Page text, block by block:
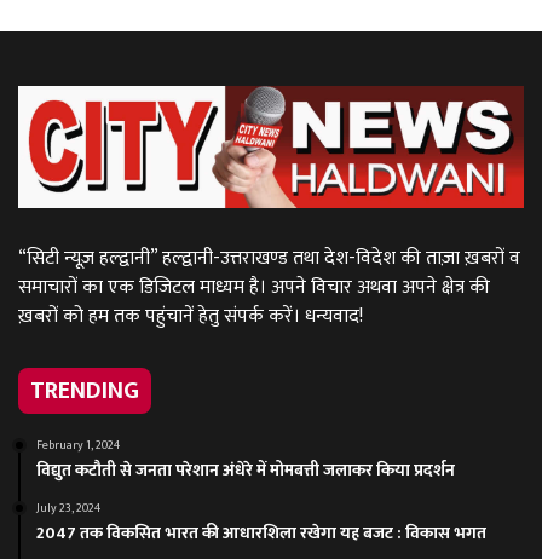
“सिटी न्यूज़ हल्द्वानी” हल्द्वानी-उत्तराखण्ड तथा देश-विदेश की ताज़ा ख़बरों व
समाचारों का एक डिजिटल माध्यम है। अपने विचार अथवा अपने क्षेत्र की
ख़बरों को हम तक पहुंचानें हेतु संपर्क करें। धन्यवाद!
TRENDING
February 1, 2024
विद्युत कटौती से जनता परेशान अंधेरे में मोमबत्ती जलाकर किया प्रदर्शन
July 23, 2024
2047 तक विकसित भारत की आधारशिला रखेगा यह बजट : विकास भगत